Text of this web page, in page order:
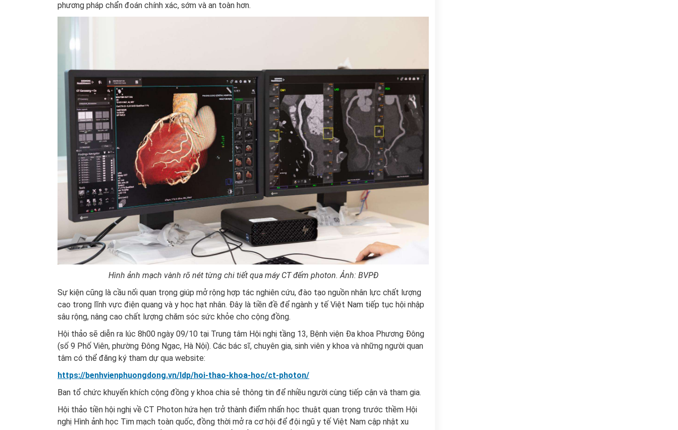
phương pháp chẩn đoán chính xác, sớm và an toàn hơn.
Hình ảnh mạch vành rõ nét từng chi tiết qua máy CT đếm photon. Ảnh: BVPĐ
Sự kiện cũng là cầu nối quan trọng giúp mở rộng hợp tác nghiên cứu, đào tạo nguồn nhân lực chất lượng
cao trong lĩnh vực điện quang và y học hạt nhân. Đây là tiền đề để ngành y tế Việt Nam tiếp tục hội nhập
sâu rộng, nâng cao chất lượng chăm sóc sức khỏe cho cộng đồng.
Hội thảo sẽ diễn ra lúc 8h00 ngày 09/10 tại Trung tâm Hội nghị tầng 13, Bệnh viện Đa khoa Phương Đông
(số 9 Phố Viên, phường Đông Ngạc, Hà Nội). Các bác sĩ, chuyên gia, sinh viên y khoa và những người quan
tâm có thể đăng ký tham dự qua website:
https://benhvienphuongdong.vn/ldp/hoi-thao-khoa-hoc/ct-photon/
Ban tổ chức khuyến khích cộng đồng y khoa chia sẻ thông tin để nhiều người cùng tiếp cận và tham gia.
Hội thảo tiền hội nghị về CT Photon hứa hẹn trở thành điểm nhấn học thuật quan trọng trước thềm Hội
nghị Hình ảnh học Tim mạch toàn quốc, đồng thời mở ra cơ hội để đội ngũ y tế Việt Nam cập nhật xu